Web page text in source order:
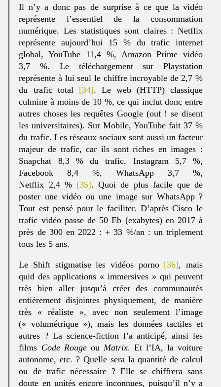
Il n’y a donc pas de surprise à ce que la vidéo
représente l’essentiel de la consommation
numérique. Les statistiques sont claires : Netflix
représente aujourd’hui 15 % du trafic internet
global, YouTube 11,4 %, Amazon Prime vidéo
3,7 %. Le téléchargement sur Playstation
représente à lui seul le chiffre incroyable de 2,7 %
du trafic total [34]. Le web (HTTP) classique
culmine à moins de 10 %, ce qui inclut donc entre
autres choses les requêtes Google (ouf ! se disent
les universitaires). Sur Mobile, YouTube fait 37 %
du trafic. Les réseaux sociaux sont aussi un facteur
majeur de trafic, car ils sont riches en images :
Snapchat 8,3 % du trafic, Instagram 5,7 %,
Facebook 8,4 %, WhatsApp 3,7 %,
Netflix 2,4 % [35]. Quoi de plus facile que de
poster une vidéo ou une image sur WhatsApp ?
Tout est pensé pour le faciliter. D’après Cisco le
trafic vidéo passe de 50 Eb (exabytes) en 2017 à
près de 300 en 2022 : + 33 %/an : un triplement
tous les 5 ans.
Le Shift stigmatise les vidéos porno [36], mais
quid des applications « immersives » qui peuvent
très bien aller jusqu’à créer des communautés
entièrement disjointes physiquement, de manière
très « réaliste », avec non seulement l’image
(« volumétrique »), mais les données tactiles et
autres ? La science-fiction l’a anticipé, ainsi les
films Code Rougeou Matrix. Et l’IA, la voiture
autonome, etc. ? Quelle sera la quantité de calcul
ou de trafic nécessaire ? Elle se chiffrera sans
doute en unités encore inconnues, puisqu’il n’y a